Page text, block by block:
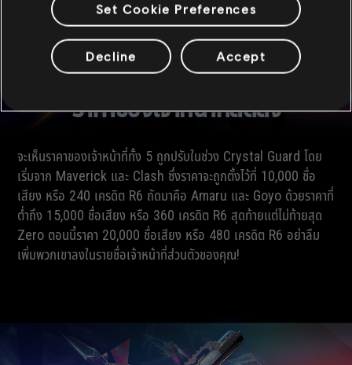
ราคาของเจ้าหน้าที่ลดลง
จะเห็นราคาของเจ้าหน้าที่ทั้ง 5 ถูกปรับในช่วง Crystal Guard โดย
เริ่มจาก Maverick และ Clash ซึ่งราคาจะถูกตั้งไว้ที่ 10,000 ชื่อ
เสียง หรือ 240 เครดิต R6 ถัดมาคือ Amaru และ Goyo ด้วยราคาที่
ต่ำถึง 15,000 ชื่อเสียง หรือ 360 เครดิต R6 สุดท้ายแต่ไม่ท้ายสุด
Zero ตอนนี้ราคา 20,000 ชื่อเสียง หรือ 480 เครดิต R6 อย่าลืม
เพิ่มพวกเขาลงในรายชื่อเจ้าหน้าที่ส่วนตัวของคุณ!
Set Cookie Preferences
Decline Accept